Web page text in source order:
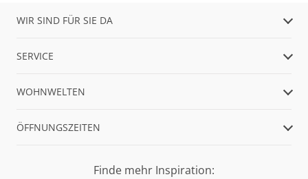
WIR SIND FÜR SIE DA
SERVICE
WOHNWELTEN
ÖFFNUNGSZEITEN
Finde mehr Inspiration: